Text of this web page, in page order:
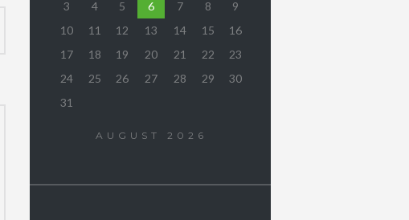
3
4 5 6 7 8
9
10
11 12 13 14 15
16
17
18 19 20 21 22
23
24
25 26 27 28 29
30
31
AUGUST 2026